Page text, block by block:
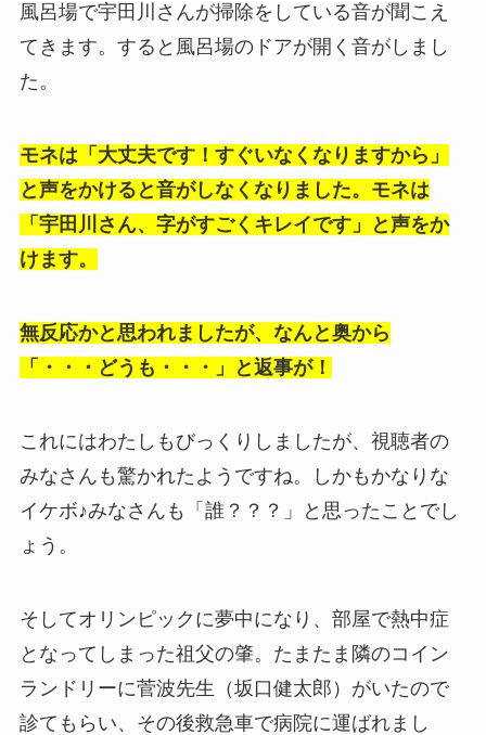
風呂場で宇田川さんが掃除をしている音が聞こえ
てきます。すると風呂場のドアが開く音がしまし
た。
モネは「大丈夫です！すぐいなくなりますから」
と声をかけると音がしなくなりました。モネは
「宇田川さん、字がすごくキレイです」と声をか
けます。
無反応かと思われましたが、なんと奥から
「・・・どうも・・・」と返事が！
これにはわたしもびっくりしましたが、視聴者の
みなさんも驚かれたようですね。しかもかなりな
イケボ♪みなさんも「誰？？？」と思ったことでし
ょう。
そしてオリンピックに夢中になり、部屋で熱中症
となってしまった祖父の肇。たまたま隣のコイン
ランドリーに菅波先生（坂口健太郎）がいたので
診てもらい、その後救急車で病院に運ばれまし